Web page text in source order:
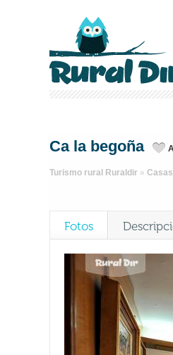
Ca la begoña
Turismo rural Ruraldir »
Fotos